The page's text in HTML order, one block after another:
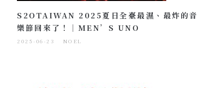
S2OTAIWAN 2025夏日全臺最濕、最炸的音
樂節回來了！｜MEN’S UNO
2025-06-23 NOEL